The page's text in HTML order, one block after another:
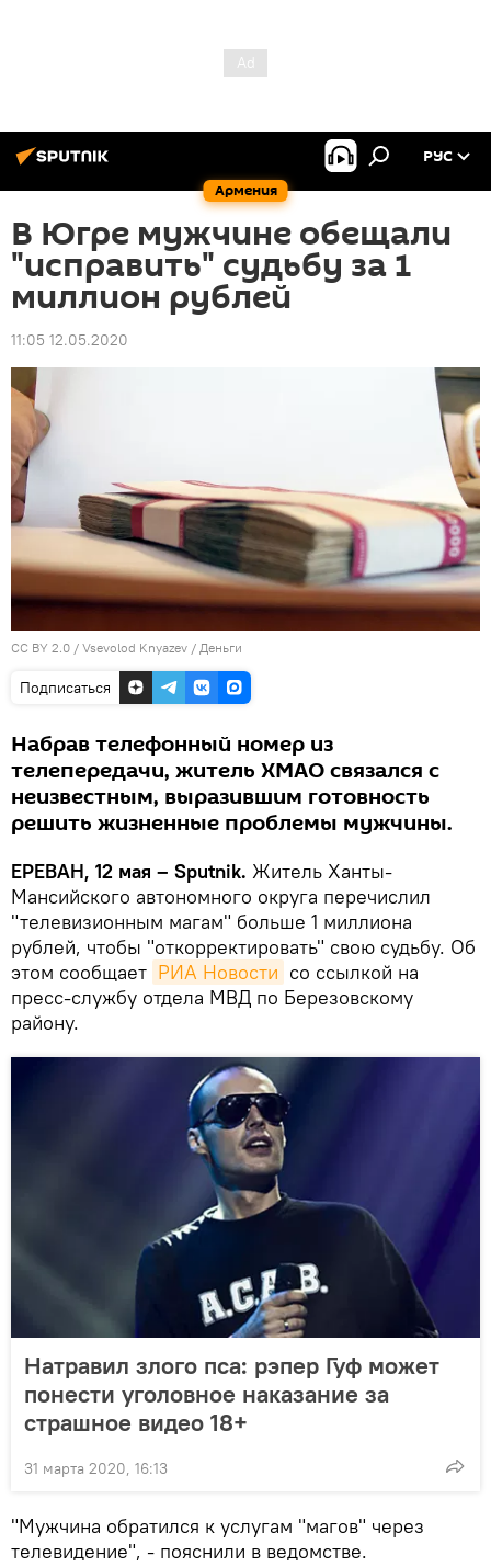
Армения
РУС
В Югре мужчине обещали
"исправить" судьбу за 1
миллион рублей
11:05 12.05.2020
CC BY 2.0 / Vsevolod Knyazev / Деньги
Подписаться
Набрав телефонный номер из
телепередачи, житель ХМАО связался с
неизвестным, выразившим готовность
решить жизненные проблемы мужчины.
ЕРЕВАН, 12 мая – Sputnik. Житель Ханты-
Мансийского автономного округа перечислил
"телевизионным магам" больше 1 миллиона
рублей, чтобы "откорректировать" свою судьбу. Об
этом сообщает РИА Новости со ссылкой на
пресс-службу отдела МВД по Березовскому
району.
Натравил злого пса: рэпер Гуф может
понести уголовное наказание за
страшное видео 18+
31 марта 2020, 16:13
"Мужчина обратился к услугам "магов" через
телевидение", - пояснили в ведомстве.